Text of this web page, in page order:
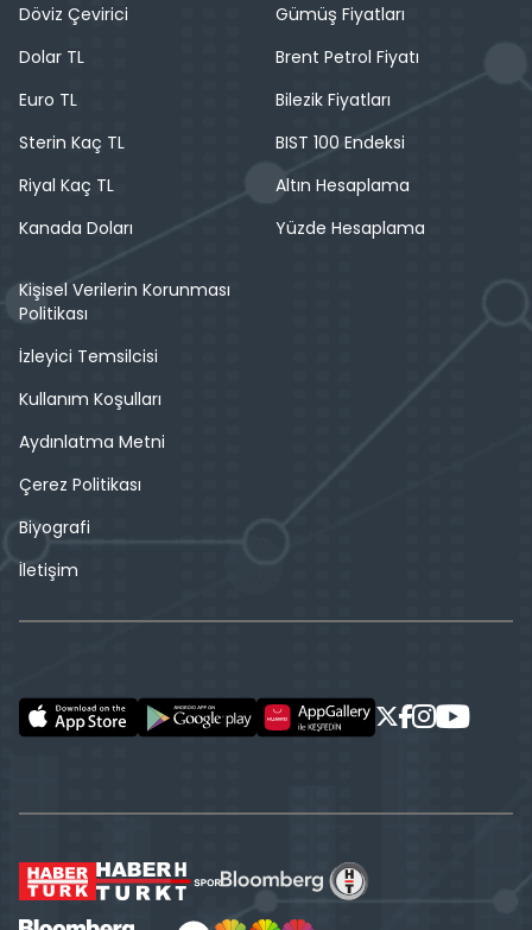
Döviz Çevirici
Dolar TL
Euro TL
Sterin Kaç TL
Riyal Kaç TL
Kanada Doları
Gümüş Fiyatları
Brent Petrol Fiyatı
Bilezik Fiyatları
BIST 100 Endeksi
Altın Hesaplama
Yüzde Hesaplama
Kişisel Verilerin Korunması
Politikası
İzleyici Temsilcisi
Kullanım Koşulları
Aydınlatma Metni
Çerez Politikası
Biyografi
İletişim